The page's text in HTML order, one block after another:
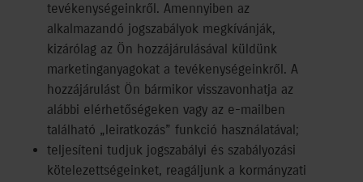
tevékenységeinkről. Amennyiben az
alkalmazandó jogszabályok megkívánják,
kizárólag az Ön hozzájárulásával küldünk
marketinganyagokat a tevékenységeinkről. A
hozzájárulást Ön bármikor visszavonhatja az
alábbi elérhetőségeken vagy az e-mailben
található „leiratkozás” funkció használatával;
teljesíteni tudjuk jogszabályi és szabályozási
kötelezettségeinket, reagáljunk a kormányzati